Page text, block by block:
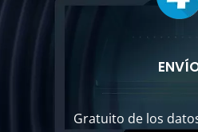
Gratuito de los